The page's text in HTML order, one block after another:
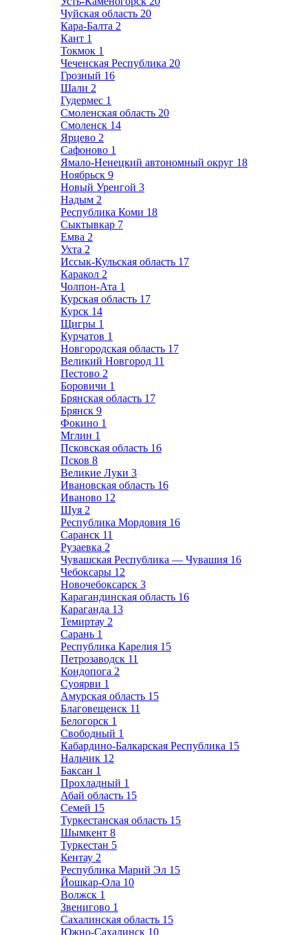
Чуйская область 20
Кара-Балта 2
Кант 1
Токмок 1
Чеченская Республика 20
Грозный 16
Шали 2
Гудермес 1
Смоленская область 20
Смоленск 14
Ярцево 2
Сафоново 1
Ямало-Ненецкий автономный округ 18
Ноябрьск 9
Новый Уренгой 3
Надым 2
Республика Коми 18
Сыктывкар 7
Емва 2
Ухта 2
Иссык-Кульская область 17
Каракол 2
Чолпон-Ата 1
Курская область 17
Курск 14
Щигры 1
Курчатов 1
Новгородская область 17
Великий Новгород 11
Пестово 2
Боровичи 1
Брянская область 17
Брянск 9
Фокино 1
Мглин 1
Псковская область 16
Псков 8
Великие Луки 3
Ивановская область 16
Иваново 12
Шуя 2
Республика Мордовия 16
Саранск 11
Рузаевка 2
Чувашская Республика — Чувашия 16
Чебоксары 12
Новочебоксарск 3
Карагандинская область 16
Караганда 13
Темиртау 2
Сарань 1
Республика Карелия 15
Петрозаводск 11
Кондопога 2
Суоярви 1
Амурская область 15
Благовещенск 11
Белогорск 1
Свободный 1
Кабардино-Балкарская Республика 15
Нальчик 12
Баксан 1
Прохладный 1
Абай область 15
Семей 15
Туркестанская область 15
Шымкент 8
Туркестан 5
Кентау 2
Республика Марий Эл 15
Йошкар-Ола 10
Волжск 1
Звенигово 1
Сахалинская область 15
Южно-Сахалинск 10